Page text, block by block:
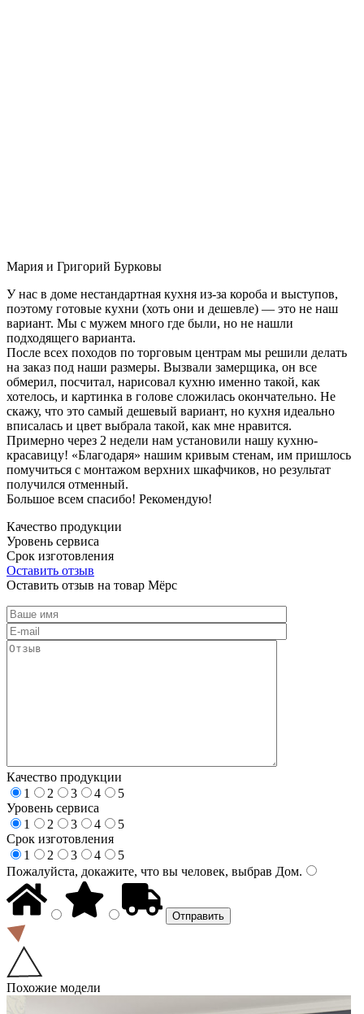
Мария и Григорий Бурковы
У нас в доме нестандартная кухня из-за короба и выступов,
поэтому готовые кухни (хоть они и дешевле) — это не наш
вариант. Мы с мужем много где были, но не нашли
подходящего варианта.
После всех походов по торговым центрам мы решили делать
на заказ под наши размеры. Вызвали замерщика, он все
обмерил, посчитал, нарисовал кухню именно такой, как
хотелось, и картинка в голове сложилась окончательно. Не
скажу, что это самый дешевый вариант, но кухня идеально
вписалась и цвет выбрала такой, как мне нравится.
Примерно через 2 недели нам установили нашу кухню-
красавицу! «Благодаря» нашим кривым стенам, им пришлось
помучиться с монтажом верхних шкафчиков, но результат
получился отменный.
Большое всем спасибо! Рекомендую!
Качество продукции
Уровень сервиса
Срок изготовления
Оставить отзыв
Оставить отзыв на товар Мёрс
Качество продукции
1
2 3 4
5
Уровень сервиса
1
2 3 4
5
Срок изготовления
1
2 3 4
5
Пожалуйста, докажите, что вы человек, выбрав Дом.
Похожие модели